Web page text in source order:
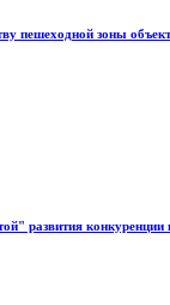
пешеходной зоны
развития